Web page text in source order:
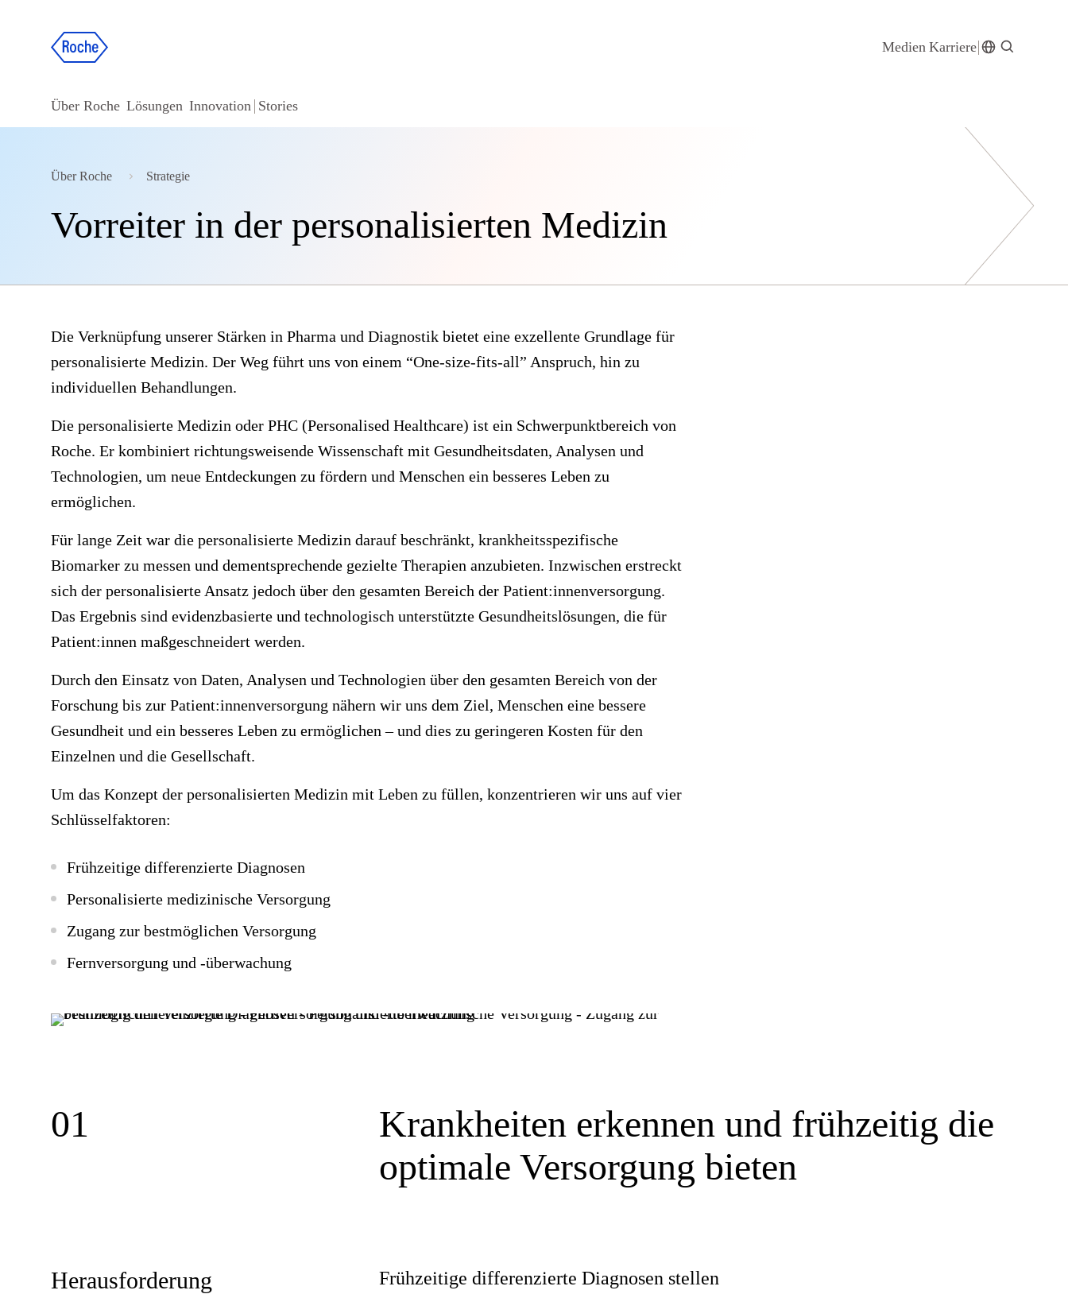
Medien Karriere
Über Roche Lösungen Innovation Stories
Über Roche Strategie
Vorreiter in der personalisierten Medizin
Die Verknüpfung unserer Stärken in Pharma und Diagnostik bietet eine exzellente Grundlage für
personalisierte Medizin. Der Weg führt uns von einem “One-size-fits-all” Anspruch, hin zu
individuellen Behandlungen.
Die personalisierte Medizin oder PHC (Personalised Healthcare) ist ein Schwerpunktbereich von
Roche. Er kombiniert richtungsweisende Wissenschaft mit Gesundheitsdaten, Analysen und
Technologien, um neue Entdeckungen zu fördern und Menschen ein besseres Leben zu
ermöglichen.
Für lange Zeit war die personalisierte Medizin darauf beschränkt, krankheitsspezifische
Biomarker zu messen und dementsprechende gezielte Therapien anzubieten. Inzwischen erstreckt
sich der personalisierte Ansatz jedoch über den gesamten Bereich der Patient:innenversorgung.
Das Ergebnis sind evidenzbasierte und technologisch unterstützte Gesundheitslösungen, die für
Patient:innen maßgeschneidert werden.
Durch den Einsatz von Daten, Analysen und Technologien über den gesamten Bereich von der
Forschung bis zur Patient:innenversorgung nähern wir uns dem Ziel, Menschen eine bessere
Gesundheit und ein besseres Leben zu ermöglichen – und dies zu geringeren Kosten für den
Einzelnen und die Gesellschaft.
Um das Konzept der personalisierten Medizin mit Leben zu füllen, konzentrieren wir uns auf vier
Schlüsselfaktoren:
Frühzeitige differenzierte Diagnosen
Personalisierte medizinische Versorgung
Zugang zur bestmöglichen Versorgung
Fernversorgung und -überwachung
01
Krankheiten erkennen und frühzeitig die
optimale Versorgung bieten
Herausforderung Frühzeitige differenzierte Diagnosen stellen